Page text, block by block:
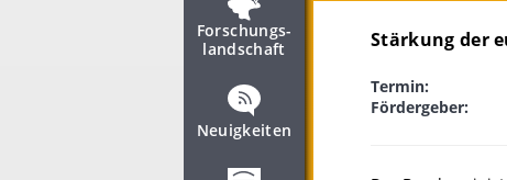
Forschungs­
landschaft
Neuigkeiten
Stärkung der
Termin:
Fördergeber: